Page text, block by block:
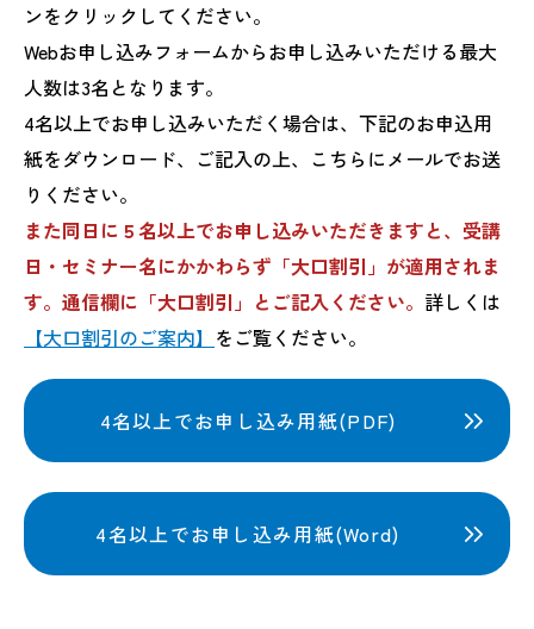
ンをクリックしてください。
Webお申し込みフォームからお申し込みいただける最大
人数は3名となります。
4名以上でお申し込みいただく場合は、下記のお申込用
紙をダウンロード、ご記入の上、こちらにメールでお送
りください。
また同日に５名以上でお申し込みいただきますと、受講
日・セミナー名にかかわらず「大口割引」が適用されま
す。通信欄に「大口割引」とご記入ください。 詳しくは
【大口割引のご案内】 をご覧ください。
4名以上でお申し込み用紙(PDF)
4名以上でお申し込み用紙(Word)